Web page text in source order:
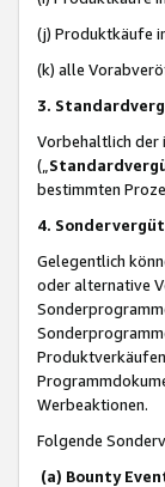
(j) Produktkäufe
(k) alle
3.
Vorbehaltlich der
(„
bestimmten
4.
Gelegentlich
oder alternative
Werbeaktionen.
Folgende
(a) Bounty